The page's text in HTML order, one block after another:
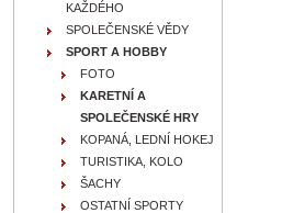
KAŽDÉHO
SPOLEČENSKÉ VĚDY
SPORT A HOBBY
FOTO
KARETNÍ A
SPOLEČENSKÉ HRY
KOPANÁ, LEDNÍ HOKEJ
TURISTIKA, KOLO
ŠACHY
OSTATNÍ SPORTY